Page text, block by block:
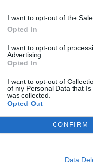
I want to opt-out of the
Opted In
I want to opt-out of
Advertising.
Opted In
I want to opt-out of
of my Personal Data that
was collected.
Opted Out
CONFIRM
Data